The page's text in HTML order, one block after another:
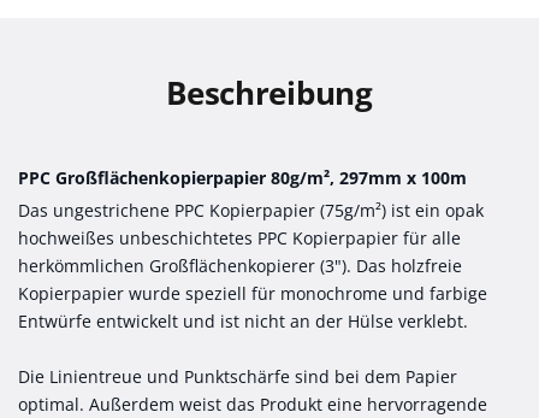
Beschreibung
PPC Großflächenkopierpapier 80g/m², 297mm x 100m
Das ungestrichene PPC Kopierpapier (75g/m²) ist ein opak
hochweißes unbeschichtetes PPC Kopierpapier für alle
herkömmlichen Großflächenkopierer (3"). Das holzfreie
Kopierpapier wurde speziell für monochrome und farbige
Entwürfe entwickelt und ist nicht an der Hülse verklebt.
Die Linientreue und Punktschärfe sind bei dem Papier
optimal. Außerdem weist das Produkt eine hervorragende